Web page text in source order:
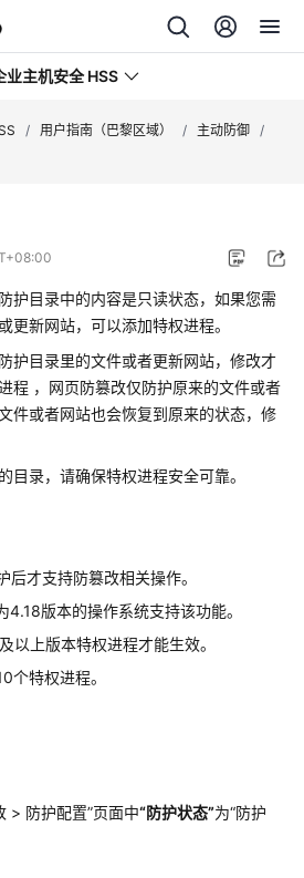
业主机安全 HSS
/ 用户指南（巴黎区域） / 主动防御 /
护目录中的内容是只读状态，如果您需
更新网站，可以添加特权进程。
护目录里的文件或者更新网站，修改才
程 ，网页防篡改仅防护原来的文件或者
件或者网站也会恢复到原来的状态，修
目录，请确保特权进程安全可靠。
才支持防篡改相关操作。
版本的操作系统支持该功能。
以上版本特权进程才能生效。
个特权进程。
> 防护配置”页面中“防护状态”为“防护